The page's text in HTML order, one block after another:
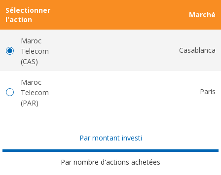
selection
to
over
period.
Sélectionner
l'action
Marché
Maroc
Telecom
(CAS)
Casablanca
Maroc
Telecom
(PAR)
Paris
Par montant investi
Par nombre d'actions achetées